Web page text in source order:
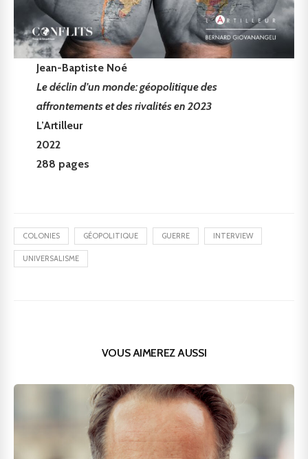
Jean-Baptiste Noé
Le déclin d’un monde: géopolitique des
affrontements et des rivalités en 2023
L’Artilleur
2022
288 pages
COLONIES GÉOPOLITIQUE GUERRE INTERVIEW
UNIVERSALISME
VOUS AIMEREZ AUSSI